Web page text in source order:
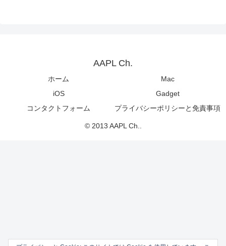
AAPL Ch.
ホーム
Mac
iOS
Gadget
コンタクトフォーム
プライバシーポリシーと免責事項
© 2013 AAPL Ch..